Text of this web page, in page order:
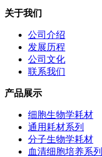
关于我们
公司介绍
发展历程
公司文化
联系我们
产品展示
细胞生物学耗材
通用耗材系列
分子生物学耗材
血清细胞培养系列